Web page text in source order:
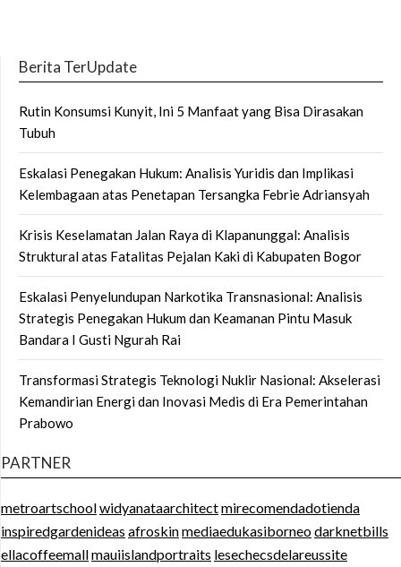
Berita TerUpdate
Rutin Konsumsi Kunyit, Ini 5 Manfaat yang Bisa Dirasakan
Tubuh
Eskalasi Penegakan Hukum: Analisis Yuridis dan Implikasi
Kelembagaan atas Penetapan Tersangka Febrie Adriansyah
Krisis Keselamatan Jalan Raya di Klapanunggal: Analisis
Struktural atas Fatalitas Pejalan Kaki di Kabupaten Bogor
Eskalasi Penyelundupan Narkotika Transnasional: Analisis
Strategis Penegakan Hukum dan Keamanan Pintu Masuk
Bandara I Gusti Ngurah Rai
Transformasi Strategis Teknologi Nuklir Nasional: Akselerasi
Kemandirian Energi dan Inovasi Medis di Era Pemerintahan
Prabowo
PARTNER
metroartschoolwidyanataarchitectmirecomendadotienda
inspiredgardenideas afroskinmediaedukasiborneodarknetbills
ellacoffeemallmauiislandportraits lesechecsdelareussite